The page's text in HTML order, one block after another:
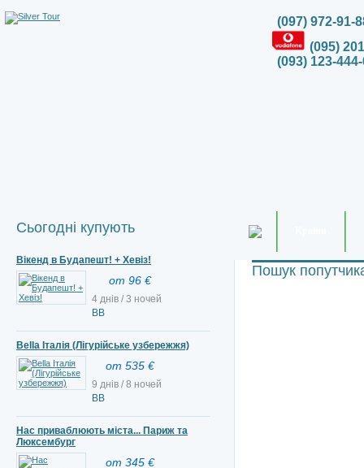
(097) 972-91-
(095)
(093) 123-
Пошук
Сьогодні купують
Вікенд в Будапешт! + Хевіз!
от 96 €
4 днів / 3 ночей
ВВ
Bella Італія (Лігурійське узбережжя)
от 535 €
9 днів / 8 ночей
ВВ
Нас приваблюють міста... Париж та
Люксембург
от 345 €